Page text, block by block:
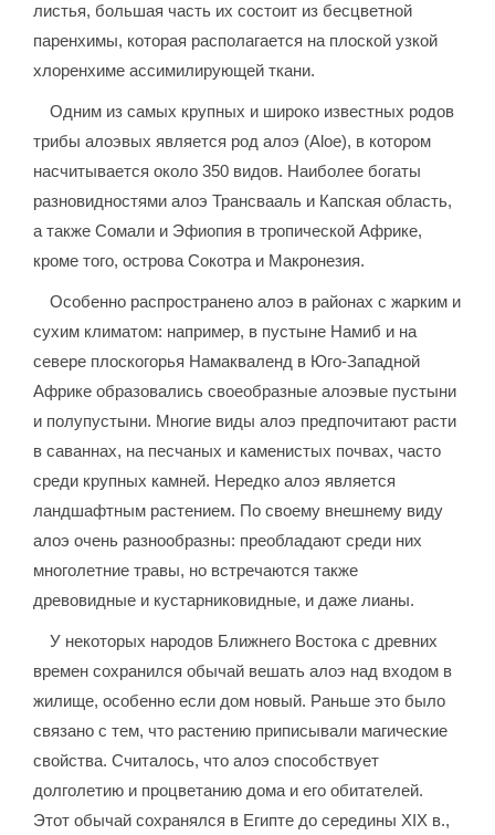
листья, большая часть их состоит из бесцветной
паренхимы, которая располагается на плоской узкой
хлоренхиме ассимилирующей ткани.
Одним из самых крупных и широко известных родов
трибы алоэвых является род алоэ (Aloe), в котором
насчитывается около 350 видов. Наиболее богаты
разновидностями алоэ Трансвааль и Капская область,
а также Сомали и Эфиопия в тропической Африке,
кроме того, острова Сокотра и Макронезия.
Особенно распространено алоэ в районах с жарким и
сухим климатом: например, в пустыне Намиб и на
севере плоскогорья Намакваленд в Юго-Западной
Африке образовались своеобразные алоэвые пустыни
и полупустыни. Многие виды алоэ предпочитают расти
в саваннах, на песчаных и каменистых почвах, часто
среди крупных камней. Нередко алоэ является
ландшафтным растением. По своему внешнему виду
алоэ очень разнообразны: преобладают среди них
многолетние травы, но встречаются также
древовидные и кустарниковидные, и даже лианы.
У некоторых народов Ближнего Востока с древних
времен сохранился обычай вешать алоэ над входом в
жилище, особенно если дом новый. Раньше это было
связано с тем, что растению приписывали магические
свойства. Считалось, что алоэ способствует
долголетию и процветанию дома и его обитателей.
Этот обычай сохранялся в Египте до середины ХIХ в.,